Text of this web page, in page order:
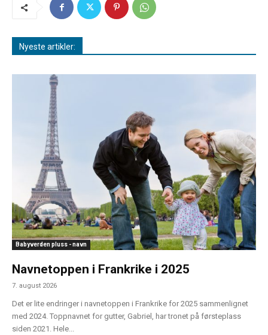
Nyeste artikler:
Babyverden pluss - navn
Navnetoppen i Frankrike i 2025
7. august 2026
Det er lite endringer i navnetoppen i Frankrike for 2025 sammenlignet
med 2024. Toppnavnet for gutter, Gabriel, har tronet på førsteplass
siden 2021. Hele...